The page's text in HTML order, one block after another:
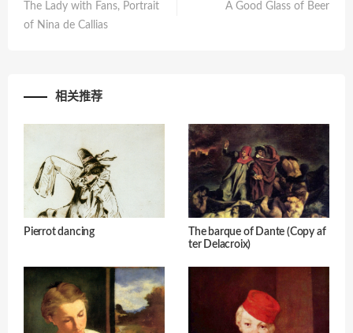
The Lady with Fans, Portrait
of Nina de Callias
A Good Glass of Beer
相关推荐
Pierrot dancing
The barque of Dante (Copy af
ter Delacroix)